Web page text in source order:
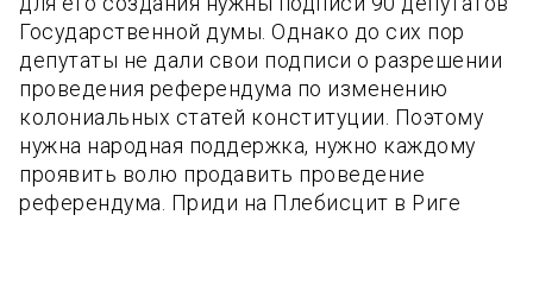
Государственной думы. Однако до сих пор
депутаты не дали свои подписи о разрешении
проведения референдума по изменению
колониальных статей конституции. Поэтому
нужна народная поддержка, нужно каждому
проявить волю продавить проведение
референдума. Приди на Плебисцит в Риге